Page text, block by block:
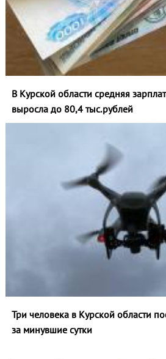
В Курской области средняя
выросла до 80,4 тыс.рублей
Три человека в Курской области
за минувшие сутки